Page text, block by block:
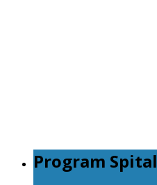
Program Spital